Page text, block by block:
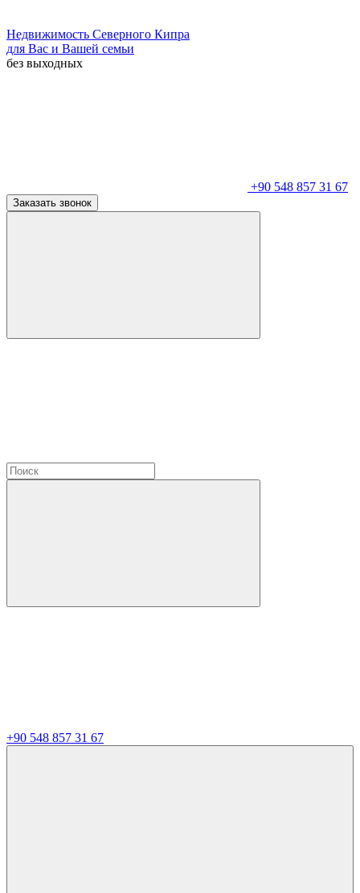
Недвижимость Северного Кипра
для Вас и Вашей семьи
без выходных
+90 548 857 31 67
Заказать звонок
+90 548 857 31 67